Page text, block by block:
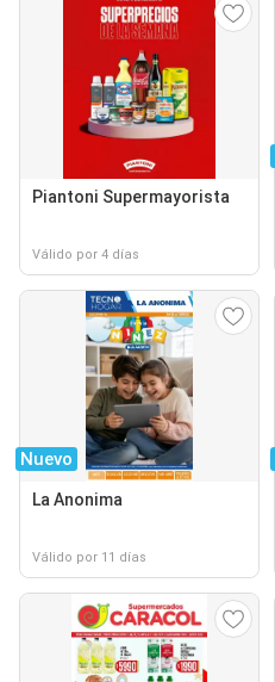
Piantoni Supermayorista
Válido por 4 días
Nuevo
La Anonima
Válido por 11 días